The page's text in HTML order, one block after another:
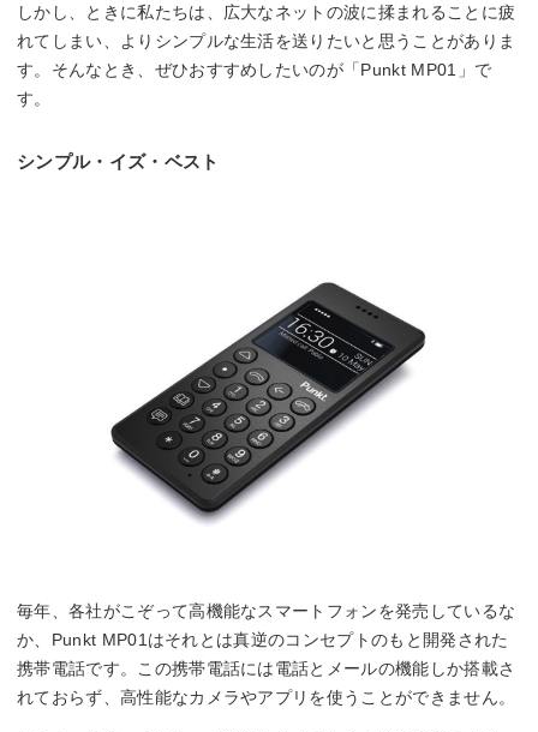
しかし、ときに私たちは、広大なネットの波に揉まれることに疲
れてしまい、よりシンプルな生活を送りたいと思うことがありま
す。そんなとき、ぜひおすすめしたいのが「Punkt MP01」で
す。
シンプル・イズ・ベスト
毎年、各社がこぞって高機能なスマートフォンを発売しているな
か、Punkt MP01はそれとは真逆のコンセプトのもと開発された
携帯電話です。この携帯電話には電話とメールの機能しか搭載さ
れておらず、高性能なカメラやアプリを使うことができません。